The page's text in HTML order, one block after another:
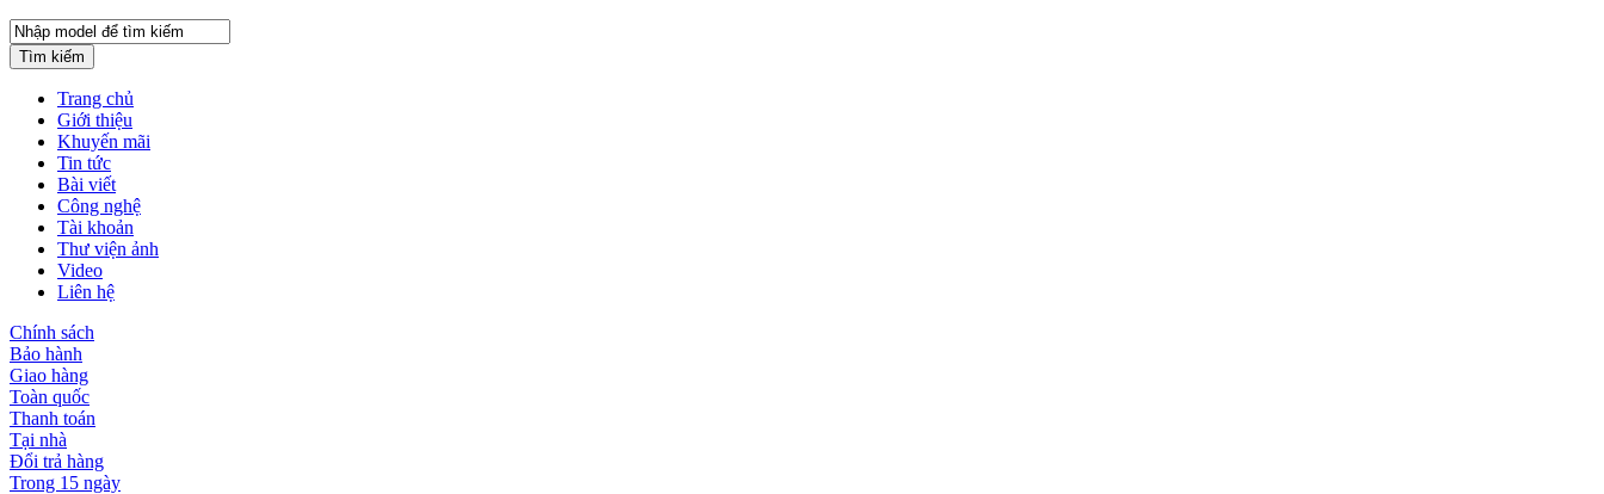
Tìm kiếm
Trang chủ
Giới thiệu
Khuyến mãi
Tin tức
Bài viết
Công nghệ
Tài khoản
Thư viện ảnh
Video
Liên hệ
Chính sách
Bảo hành
Giao hàng
Toàn quốc
Thanh toán
Tại nhà
Đổi trả hàng
Trong 15 ngày